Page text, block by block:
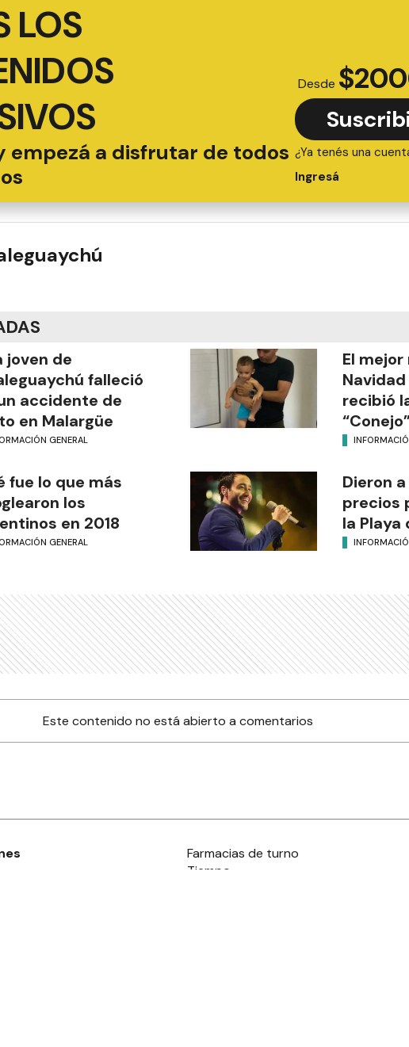
LOS
empezá a disfrutar de todos
Desde $
¿Ya tenés una
Ingresá
joven de
falleció
accidente de
en Malargüe
GENERAL
El
Navidad
recibió
fue lo que más
los
en 2018
GENERAL
Dieron
precios
la Playa
Este contenido no está abierto a comentarios
Farmacias de turno
Tiempo